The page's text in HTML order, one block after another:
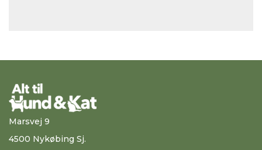
Marsvej 9
4500 Nykøbing Sj.